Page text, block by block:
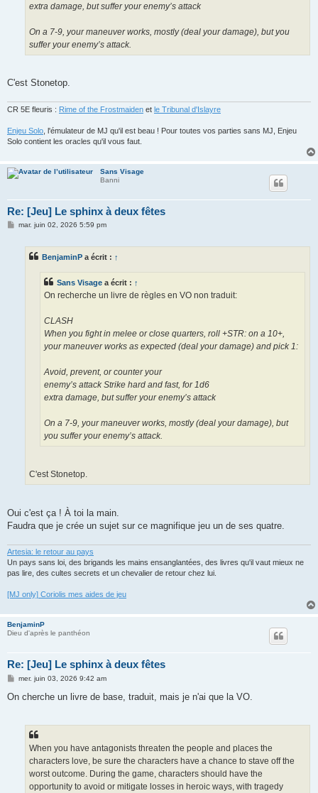
extra damage, but suffer your enemy’s attack
On a 7-9, your maneuver works, mostly (deal your damage), but you
suffer your enemy’s attack.
C'est Stonetop.
CR 5E fleuris : Rime of the Frostmaiden et le Tribunal d'Islayre
Enjeu Solo , l'émulateur de MJ qu'il est beau ! Pour toutes vos parties sans MJ, Enjeu
Solo contient les oracles qu'il vous faut.
Sans Visage
Banni
Re: [Jeu] Le sphinx à deux fêtes
Mmar. juin 02, 2026 5:59 pm
BenjaminP a écrit : ↑
Sans Visage a écrit : ↑
On recherche un livre de règles en VO non traduit:
CLASH
When you fight in melee or close quarters, roll +STR: on a 10+,
your maneuver works as expected (deal your damage) and pick 1:
Avoid, prevent, or counter your
enemy’s attack Strike hard and fast, for 1d6
extra damage, but suffer your enemy’s attack
On a 7-9, your maneuver works, mostly (deal your damage), but
you suffer your enemy’s attack.
C'est Stonetop.
Oui c'est ça ! À toi la main.
Faudra que je crée un sujet sur ce magnifique jeu un de ses quatre.
Artesia: le retour au pays
Un pays sans loi, des brigands les mains ensanglantées, des livres qu'il vaut mieux ne
pas lire, des cultes secrets et un chevalier de retour chez lui.
[MJ only] Coriolis mes aides de jeu
BenjaminP
Dieu d'après le panthéon
Re: [Jeu] Le sphinx à deux fêtes
M
s
mer. juin 03, 2026 9:42 am
On cherche un livre de base, traduit, mais je n'ai que la VO.
When you have antagonists threaten the people and places the
characters love, be sure the characters have a chance to stave off the
worst outcome. During the game, characters should have the
opportunity to avoid or mitigate losses in heroic ways, with tragedy